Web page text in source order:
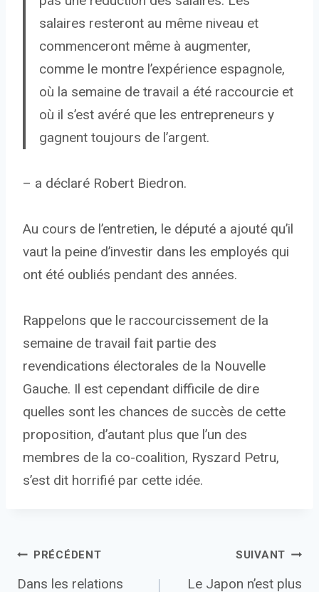
salaires resteront au même niveau et
commenceront même à augmenter,
comme le montre l’expérience espagnole,
où la semaine de travail a été raccourcie et
où il s’est avéré que les entrepreneurs y
gagnent toujours de l’argent.
– a déclaré Robert Biedron.
Au cours de l’entretien, le député a ajouté qu’il
vaut la peine d’investir dans les employés qui
ont été oubliés pendant des années.
Rappelons que le raccourcissement de la
semaine de travail fait partie des
revendications électorales de la Nouvelle
Gauche. Il est cependant difficile de dire
quelles sont les chances de succès de cette
proposition, d’autant plus que l’un des
membres de la co-coalition, Ryszard Petru,
s’est dit horrifié par cette idée.
Navigation
PRÉCÉDENT
Dans les relations
SUIVANT
Le Japon n’est plus